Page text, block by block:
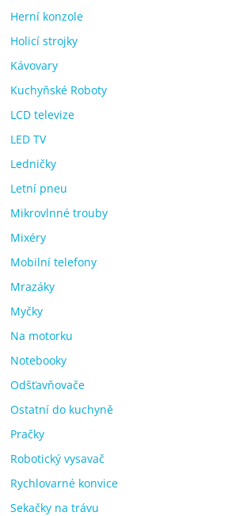
Herní konzole
Holicí strojky
Kávovary
Kuchyňské Roboty
LCD televize
LED TV
Ledničky
Letní pneu
Mikrovlnné trouby
Mixéry
Mobilní telefony
Mrazáky
Myčky
Na motorku
Notebooky
Odšťavňovače
Ostatní do kuchyně
Pračky
Robotický vysavač
Rychlovarné konvice
Sekačky na trávu